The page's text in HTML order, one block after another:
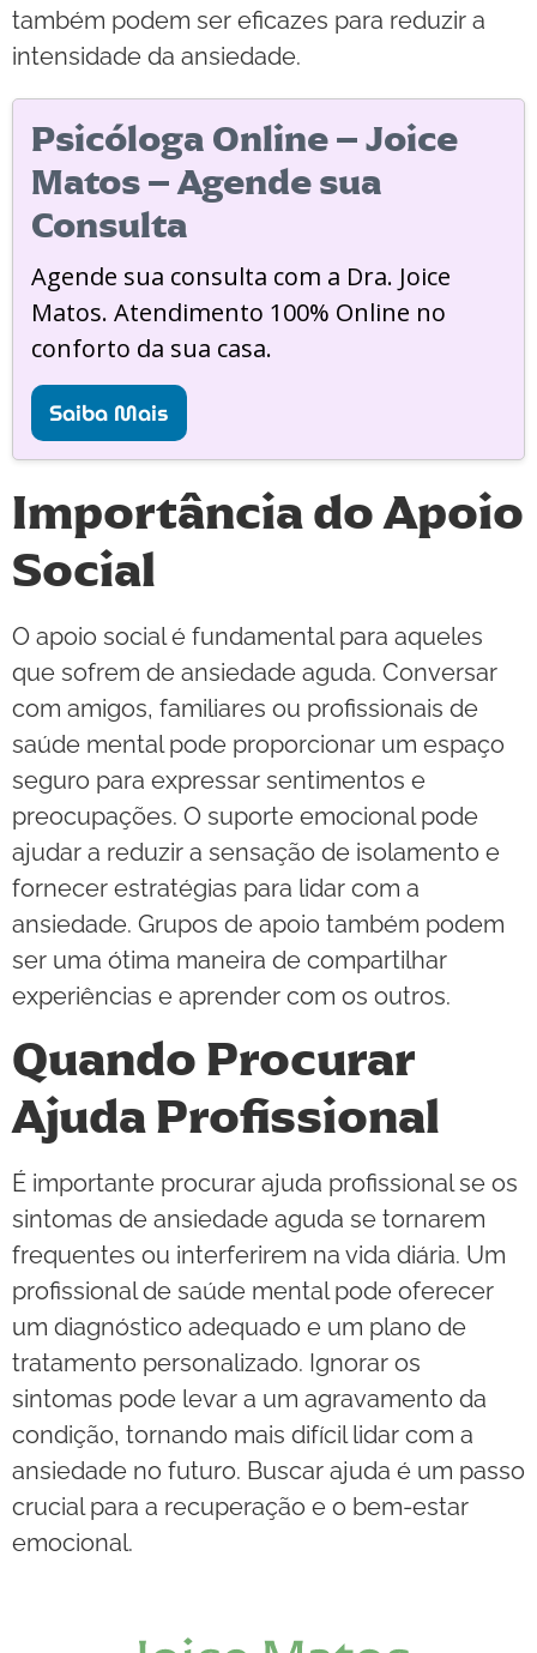
também podem ser eficazes para reduzir a
intensidade da ansiedade.
Psicóloga Online – Joice
Matos – Agende sua
Consulta
Agende sua consulta com a Dra. Joice
Matos. Atendimento 100% Online no
conforto da sua casa.
Saiba Mais
Importância do Apoio
Social
O apoio social é fundamental para aqueles
que sofrem de ansiedade aguda. Conversar
com amigos, familiares ou profissionais de
saúde mental pode proporcionar um espaço
seguro para expressar sentimentos e
preocupações. O suporte emocional pode
ajudar a reduzir a sensação de isolamento e
fornecer estratégias para lidar com a
ansiedade. Grupos de apoio também podem
ser uma ótima maneira de compartilhar
experiências e aprender com os outros.
Quando Procurar
Ajuda Profissional
É importante procurar ajuda profissional se os
sintomas de ansiedade aguda se tornarem
frequentes ou interferirem na vida diária. Um
profissional de saúde mental pode oferecer
um diagnóstico adequado e um plano de
tratamento personalizado. Ignorar os
sintomas pode levar a um agravamento da
condição, tornando mais difícil lidar com a
ansiedade no futuro. Buscar ajuda é um passo
crucial para a recuperação e o bem-estar
emocional.